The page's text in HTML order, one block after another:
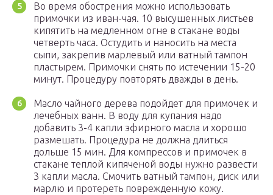
Во время обострения можно использовать
примочки из иван-чая. 10 высушенных листьев
кипятить на медленном огне в стакане воды
четверть часа. Остудить и наносить на места
сыпи, закрепив марлевый или ватный тампон
пластырем. Примочки снять по истечении 15-20
минут. Процедуру повторять дважды в день.
Масло чайного дерева подойдет для примочек и
лечебных ванн. В воду для купания надо
добавить 3-4 капли эфирного масла и хорошо
размешать. Процедура не должна длиться
дольше 15 мин. Для компрессов и примочек в
стакане теплой кипяченой воды нужно развести
3 капли масла. Смочить ватный тампон, диск или
марлю и протереть поврежденную кожу.